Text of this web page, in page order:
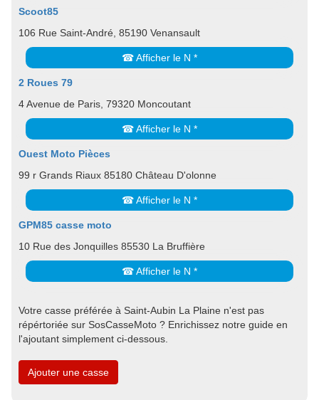
Scoot85
106 Rue Saint-André, 85190 Venansault
☎ Afficher le N *
2 Roues 79
4 Avenue de Paris, 79320 Moncoutant
☎ Afficher le N *
Ouest Moto Pièces
99 r Grands Riaux 85180 Château D'olonne
☎ Afficher le N *
GPM85 casse moto
10 Rue des Jonquilles 85530 La Bruffière
☎ Afficher le N *
Votre casse préférée à Saint-Aubin La Plaine n'est pas
répértoriée sur SosCasseMoto ? Enrichissez notre guide en
l'ajoutant simplement ci-dessous.
Ajouter une casse